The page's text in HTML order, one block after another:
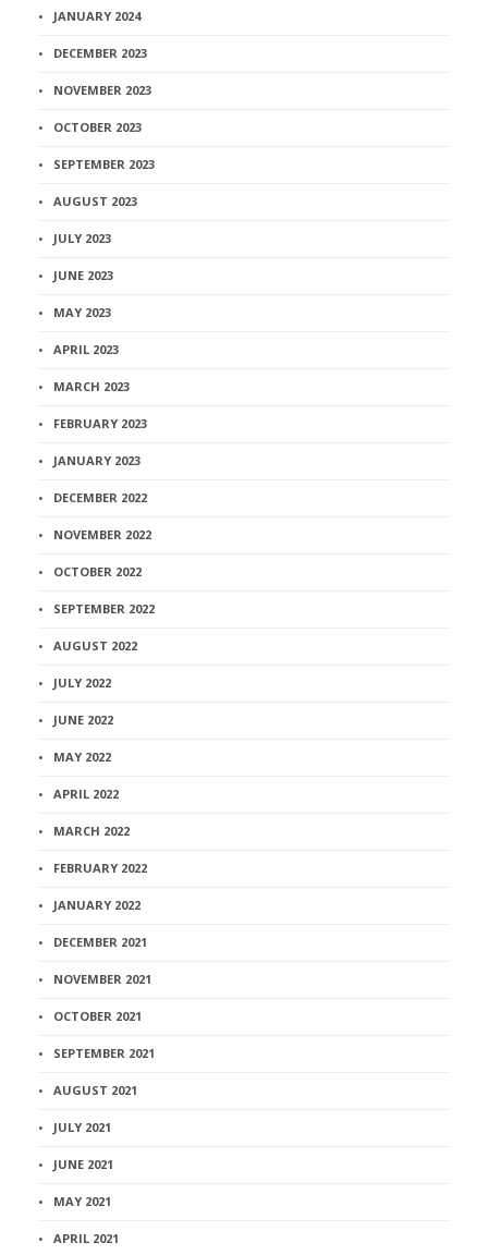
JANUARY 2024
DECEMBER 2023
NOVEMBER 2023
OCTOBER 2023
SEPTEMBER 2023
AUGUST 2023
JULY 2023
JUNE 2023
MAY 2023
APRIL 2023
MARCH 2023
FEBRUARY 2023
JANUARY 2023
DECEMBER 2022
NOVEMBER 2022
OCTOBER 2022
SEPTEMBER 2022
AUGUST 2022
JULY 2022
JUNE 2022
MAY 2022
APRIL 2022
MARCH 2022
FEBRUARY 2022
JANUARY 2022
DECEMBER 2021
NOVEMBER 2021
OCTOBER 2021
SEPTEMBER 2021
AUGUST 2021
JULY 2021
JUNE 2021
MAY 2021
APRIL 2021